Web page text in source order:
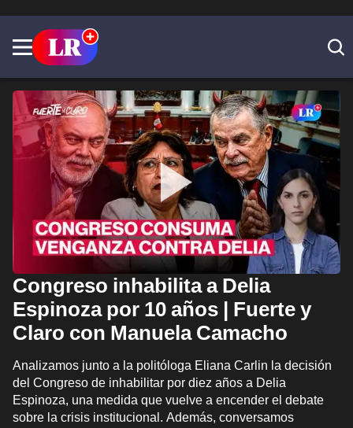
Congreso inhabilita a Delia
Espinoza por 10 años | Fuerte y
Claro con Manuela Camacho
Analizamos junto a la politóloga Eliana Carlin la decisión
del Congreso de inhabilitar por diez años a Delia
Espinoza, una medida que vuelve a encender el debate
sobre la crisis institucional. Además, conversamos